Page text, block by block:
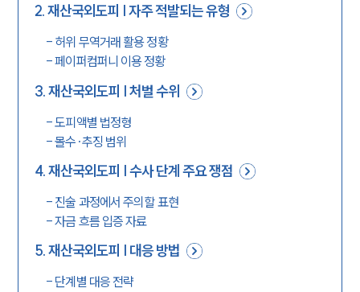
2.재산국외도피 | 자주 적발되는 유형
- 허위 무역거래 활용 정황
-페이퍼컴퍼니 이용 정황
3.재산국외도피 | 처벌 수위
-도피액별 법정형
-몰수·추징 범위
4.재산국외도피 | 수사 단계 주요 쟁점
- 진술 과정에서 주의할 표현
-자금 흐름 입증 자료
5.재산국외도피 | 대응 방법
- 단계별 대응 전략